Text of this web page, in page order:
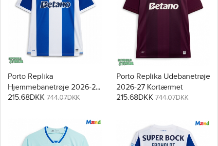
Porto Replika
Hjemmebanetrøje 2026-27
Kortærmet
215.68DKK 744.07DKK
Porto Replika Udebanetrøje
2026-27 Kortærmet
215.68DKK 744.07DKK